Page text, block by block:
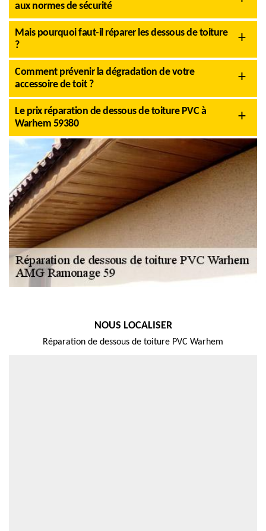
aux normes de sécurité
Mais pourquoi faut-il réparer les dessous de toiture
?
Comment prévenir la dégradation de votre
accessoire de toit ?
Le prix réparation de dessous de toiture PVC à
Warhem 59380
NOUS LOCALISER
Réparation de dessous de toiture PVC Warhem